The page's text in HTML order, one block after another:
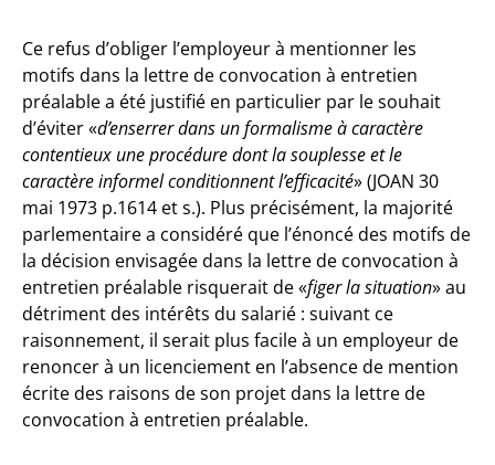
Ce refus d’obliger l’employeur à mentionner les
motifs dans la lettre de convocation à entretien
préalable a été justifié en particulier par le souhait
d’éviter «d’enserrer dans un formalisme à caractère
contentieux une procédure dont la souplesse et le
caractère informel conditionnent l’efficacité» (JOAN 30
mai 1973 p.1614 et s.). Plus précisément, la majorité
parlementaire a considéré que l’énoncé des motifs de
la décision envisagée dans la lettre de convocation à
entretien préalable risquerait de «figer la situation» au
détriment des intérêts du salarié : suivant ce
raisonnement, il serait plus facile à un employeur de
renoncer à un licenciement en l’absence de mention
écrite des raisons de son projet dans la lettre de
convocation à entretien préalable.